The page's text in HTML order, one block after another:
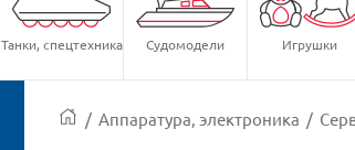
Танки, спецтехника Судомодели Игрушки
/ Аппаратура, электроника /